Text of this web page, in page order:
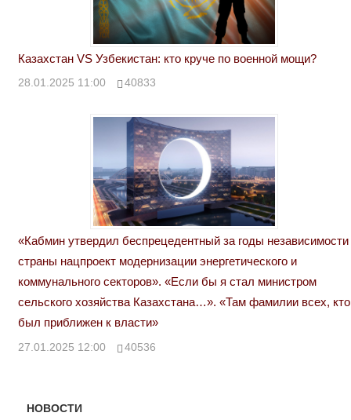
Казахстан VS Узбекистан: кто круче по военной мощи?
28.01.2025 11:00 40833
«Кабмин утвердил беспрецедентный за годы независимости
страны нацпроект модернизации энергетического и
коммунального секторов». «Если бы я стал министром
сельского хозяйства Казахстана…». «Там фамилии всех, кто
был приближен к власти»
27.01.2025 12:00 40536
НОВОСТИ